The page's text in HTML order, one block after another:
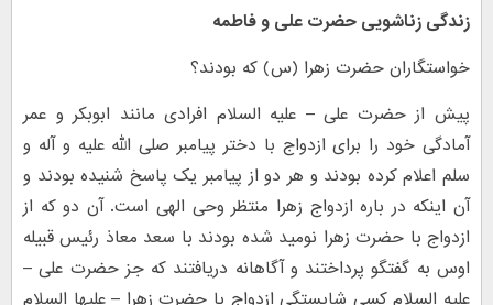
زندگی زناشویی حضرت علی و فاطمه
خواستگاران حضرت زهرا (س) که بودند؟
پیش از حضرت علی – علیه السلام افرادی مانند ابوبکر و عمر
آمادگی خود را برای ازدواج با دختر پیامبر صلی الله علیه و آله و
سلم اعلام کرده بودند و هر دو از پیامبر یک پاسخ شنیده بودند و
آن اینکه در باره ازدواج زهرا منتظر وحی الهی است. آن دو که از
ازدواج با حضرت زهرا نومید شده بودند با سعد معاذ رئیس قبیله
اوس به گفتگو پرداختند و آگاهانه دریافتند که جز حضرت علی –
علیه السلام کسی شایستگی ازدواج با حضرت زهرا – علیها السلام